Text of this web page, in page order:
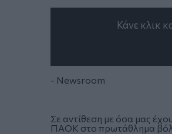
Κάνε κλικ
- Newsroom
Σε αντίθεση με όσα μας
ΠΑΟΚ στο πρωτάθλημα